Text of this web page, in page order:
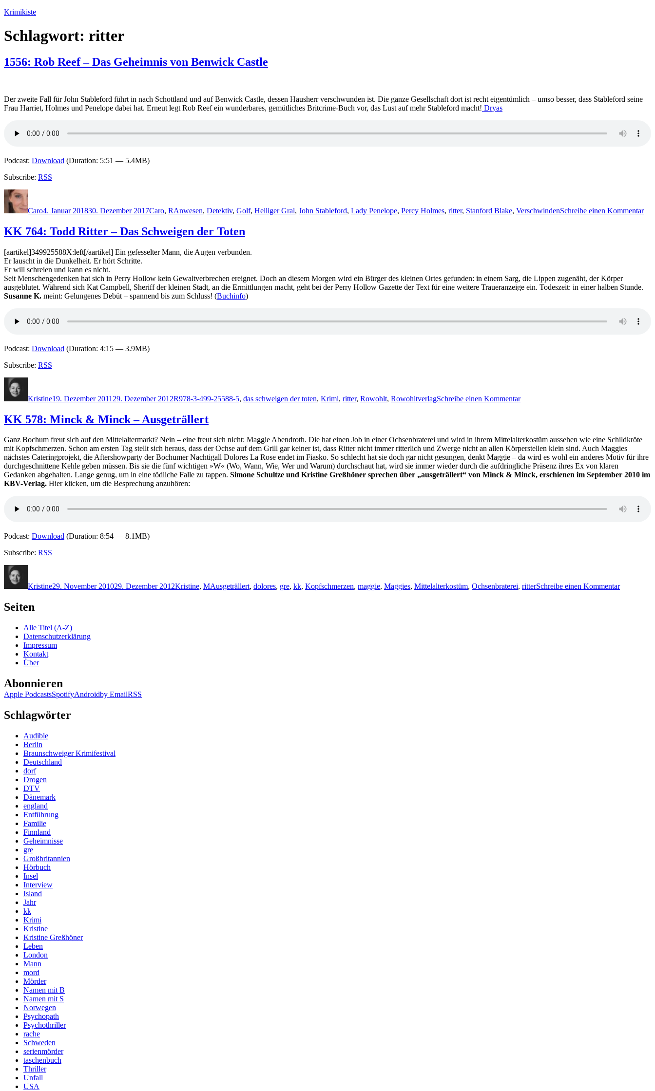
Zum
springen
Krimikiste
Schlagwort: ritter
1556: Rob Reef – Das Geheimnis von Benwick Castle
Der zweite Fall für John Stableford führt in nach Schottland und auf Benwick Castle, dessen Hausherr verschwunden ist. Die ganze Gesellschaft dort ist recht eigentümlich – umso besser, dass Stableford seine
Frau Harriet, Holmes und Penelope dabei hat. Erneut legt Rob Reef ein wunderbares, gemütliches Britcrime-Buch vor, das Lust auf mehr Stableford macht! Dryas
Podcast: Download (Duration: 5:51 — 5.4MB)
Subscribe: RSS
Autor
Caro4. Januar 201830. Dezember 2017Caro, RAnwesen, Detektiv, Golf, Heiliger Gral, John Stableford, Lady Penelope, Percy Holmes, ritter, Stanford Blake, VerschwindenSchreibe einen Kommentar
KK 764: Todd Ritter – Das Schweigen der Toten
[aartikel]349925588X:left[/aartikel] Ein gefesselter Mann, die Augen verbunden.
Er lauscht in die Dunkelheit. Er hört Schritte.
Er will schreien und kann es nicht.
Seit Menschengedenken hat sich in Perry Hollow kein Gewaltverbrechen ereignet. Doch an diesem Morgen wird ein Bürger des kleinen Ortes gefunden: in einem Sarg, die Lippen zugenäht, der Körper
ausgeblutet. Während sich Kat Campbell, Sheriff der kleinen Stadt, an die Ermittlungen macht, geht bei der Perry Hollow Gazette der Text für eine weitere Traueranzeige ein. Todeszeit: in einer halben Stunde.
Susanne K. meint: Gelungenes Debüt – spannend bis zum Schluss! (Buchinfo)
Podcast: Download (Duration: 4:15 — 3.9MB)
Subscribe: RSS
Kristine19. Dezember 2011 29. Dezember 2012R978-3-499-25588-5, das schweigen der toten, Krimi, ritter, Rowohlt, RowohltverlagSchreibe einen Kommentar764:
Schweigen
der
Toten
KK 578: Minck & Minck – Ausgeträllert
Ganz Bochum freut sich auf den Mittelaltermarkt? Nein – eine freut sich nicht: Maggie Abendroth. Die hat einen Job in einer Ochsenbraterei und wird in ihrem Mittelalterkostüm aussehen wie eine Schildkröte
mit Kopfschmerzen. Schon am ersten Tag stellt sich heraus, dass der Ochse auf dem Grill gar keiner ist, dass Ritter nicht immer ritterlich und Zwerge nicht an allen Körperstellen klein sind. Auch Maggies
nächstes Cateringprojekt, die Aftershowparty der Bochumer Nachtigall Dolores La Rose endet im Fiasko. So schlecht hat sie doch gar nicht gesungen, denkt Maggie – da wird es wohl ein anderes Motiv für ihre
durchgeschnittene Kehle geben müssen. Bis sie die fünf wichtigen »W« (Wo, Wann, Wie, Wer und Warum) durchschaut hat, wird sie immer wieder durch die aufdringliche Präsenz ihres Ex von klaren
Gedanken abgehalten. Lange genug, um in eine tödliche Falle zu tappen. Simone Schultze und Kristine Greßhöner sprechen über „ausgeträllert“ von Minck & Minck, erschienen im September 2010 im
KBV-Verlag. Hier klicken, um die Besprechung anzuhören:
Podcast: Download (Duration: 8:54 — 8.1MB)
Subscribe: RSS
Kristine29. November 201029. Dezember 2012Kristine, MAusgeträllert, dolores, gre, kk, Kopfschmerzen, maggie, Maggies, Mittelalterkostüm, Ochsenbraterei, ritterSchreibe einen Kommentar578:
Seiten
Alle Titel (A-Z)
Datenschutzerklärung
Impressum
Kontakt
Über
Abonnieren
Apple PodcastsSpotifyAndroidby EmailRSS
Schlagwörter
Audible
Berlin
Braunschweiger Krimifestival
Deutschland
dorf
Drogen
DTV
Dänemark
england
Entführung
Familie
Finnland
Geheimnisse
gre
Großbritannien
Hörbuch
Insel
Interview
Island
Jahr
kk
Krimi
Kristine
Kristine Greßhöner
Leben
London
Mann
mord
Mörder
Namen mit B
Namen mit S
Norwegen
Psychopath
Psychothriller
rache
Schweden
serienmörder
taschenbuch
Thriller
Unfall
USA